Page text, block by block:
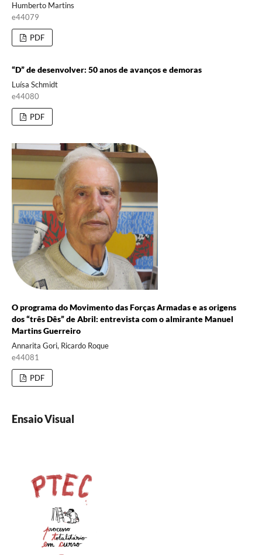
Humberto Martins
e44079
PDF
“D” de desenvolver: 50 anos de avanços e demoras
Luísa Schmidt
e44080
PDF
O programa do Movimento das Forças Armadas e as origens
dos “três Dês” de Abril: entrevista com o almirante Manuel
Martins Guerreiro
Annarita Gori, Ricardo Roque
e44081
PDF
Ensaio Visual